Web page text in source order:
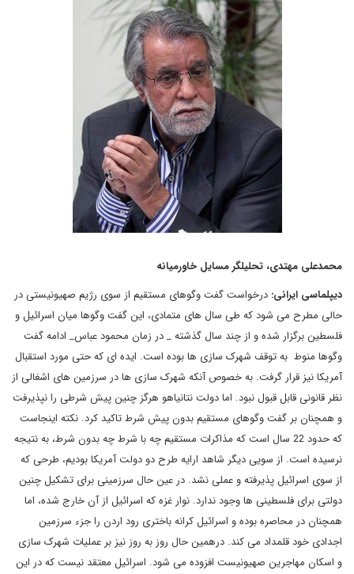
محمدعلی مهتدی، تحلیلگر مسایل خاورمیانه
دیپلماسی ایرانی: درخواست گفت وگوهای مستقیم از سوی رژیم صهیونیستی در
حالی مطرح می شود که طی سال های متمادی، این گفت وگوها میان اسرائیل و
فلسطین برگزار شده و از چند سال گذشته _ در زمان محمود عباس_ ادامه گفت
وگوها منوط به توقف شهرک سازی ها بوده است. ایده ای که حتی مورد استقبال
آمریکا نیز قرار گرفت. به خصوص آنکه شهرک سازی ها در سرزمین های اشغالی از
نظر قانونی قابل قبول نبود. اما دولت نتانیاهو هرگز چنین پیش شرطی را نپذیرفت
و همچنان بر گفت وگوهای مستقیم بدون پیش شرط تاکید کرد. نکته اینجاست
که حدود 22 سال است که مذاکرات مستقیم چه با شرط چه بدون شرط، به نتیجه
نرسیده است. از سویی دیگر شاهد ارایه طرح دو دولت آمریکا بودیم، طرحی که
از سوی اسرائیل پذیرفته و عملی نشد. در عین حال سرزمینی برای تشکیل چنین
دولتی برای فلسطینی ها وجود ندارد. نوار غزه که اسرائیل از آن خارج شده، اما
همچنان در محاصره بوده و اسرائیل کرانه باختری رود اردن را جزء سرزمین
اجدادی خود قلمداد می کند. درهمین حال روز به روز نیز بر عملیات شهرک سازی
و اسکان مهاجرین صهیونیست افزوده می شود. اسرائیل معتقد نیست که در این